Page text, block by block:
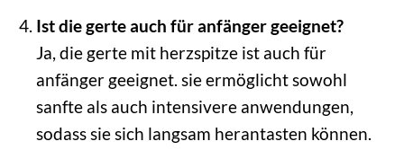
Ist die gerte auch für anfänger geeignet?
Ja, die gerte mit herzspitze ist auch für
anfänger geeignet. sie ermöglicht sowohl
sanfte als auch intensivere anwendungen,
sodass sie sich langsam herantasten können.